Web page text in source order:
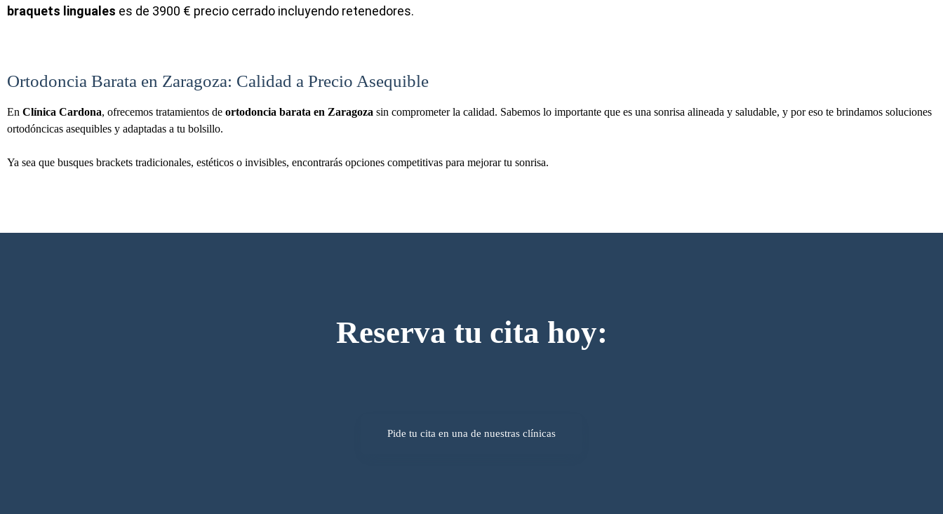
braquets linguales es de 3900 € precio cerrado incluyendo retenedores.
Ortodoncia Barata en Zaragoza: Calidad a Precio Asequible
En Clínica Cardona, ofrecemos tratamientos de ortodoncia barata en Zaragoza sin comprometer la calidad. Sabemos lo importante que es una sonrisa alineada y saludable, y por eso te brindamos soluciones
ortodóncicas asequibles y adaptadas a tu bolsillo.
Ya sea que busques brackets tradicionales, estéticos o invisibles, encontrarás opciones competitivas para mejorar tu sonrisa.
Reserva tu cita hoy:
Pide tu cita en una de nuestras clínicas